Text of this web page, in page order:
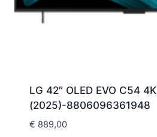
LG 42″ OLED EVO C54 4K
(2025)-8806096361948
€ 889,00